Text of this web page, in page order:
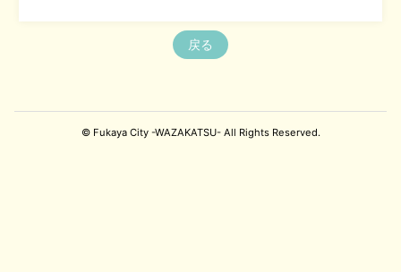
戻る
© Fukaya City -WAZAKATSU- All Rights Reserved.